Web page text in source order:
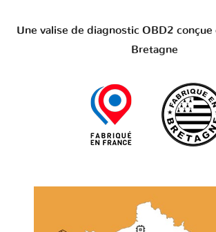
Une valise de diagnostic OBD2
Bretagne